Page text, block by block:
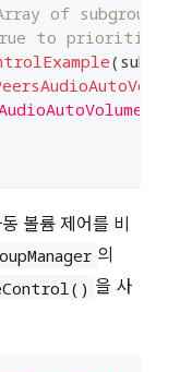
of subgroup
to prioritize
(
볼륨 제어를 비
의
을 사